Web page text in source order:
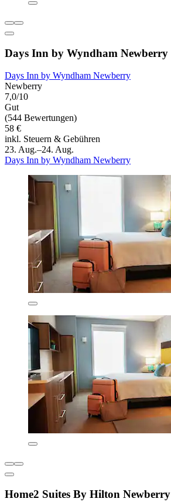
Days Inn by Wyndham Newberry
Days Inn by Wyndham Newberry
Newberry
7,0/10
Gut
(544 Bewertungen)
58 €
inkl. Steuern & Gebühren
23. Aug.–24. Aug.
Days Inn by Wyndham Newberry
Home2 Suites By Hilton Newberry